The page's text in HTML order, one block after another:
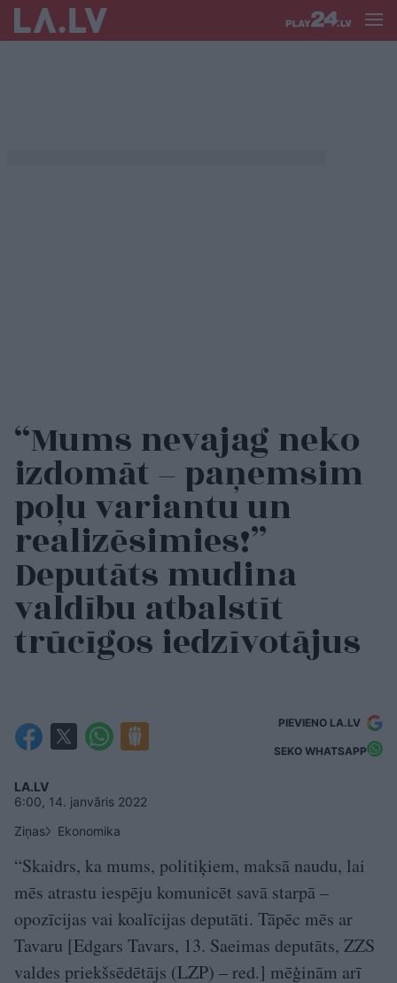
“Mums nevajag neko
izdomāt – paņemsim
poļu variantu un
realizēsimies!”
Deputāts mudina
valdību atbalstīt
trūcīgos iedzīvotājus
PIEVIENO LA.LV
SEKO WHATSAPP
LA.LV
6:00, 14. janvāris 2022
Ziņas
Ekonomika
“Skaidrs, ka mums, politiķiem, maksā naudu, lai
mēs atrastu iespēju komunicēt savā starpā –
opozīcijas vai koalīcijas deputāti. Tāpēc mēs ar
Tavaru [Edgars Tavars, 13. Saeimas deputāts, ZZS
valdes priekšsēdētājs (LZP) – red.] mēģinām arī